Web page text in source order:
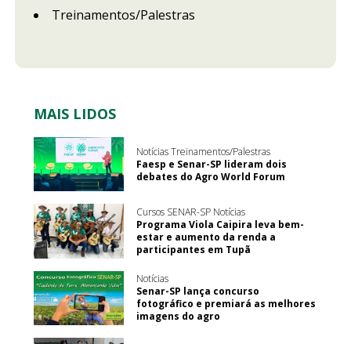
Treinamentos/Palestras
MAIS LIDOS
Notícias Treinamentos/Palestras
Faesp e Senar-SP lideram dois
debates do Agro World Forum
Cursos SENAR-SP Notícias
Programa Viola Caipira leva bem-
estar e aumento da renda a
participantes em Tupã
Notícias
Senar-SP lança concurso
fotográfico e premiará as melhores
imagens do agro